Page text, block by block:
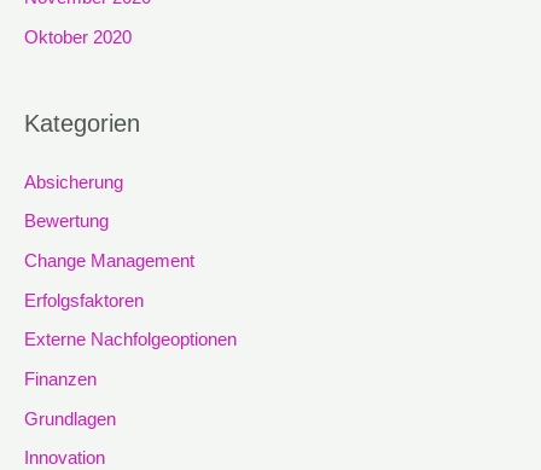
Oktober 2020
Kategorien
Absicherung
Bewertung
Change Management
Erfolgsfaktoren
Externe Nachfolgeoptionen
Finanzen
Grundlagen
Innovation